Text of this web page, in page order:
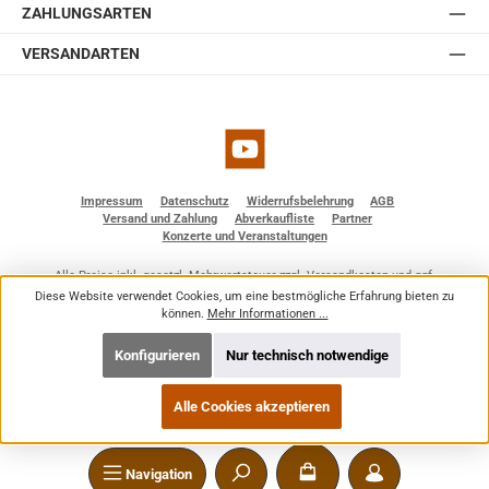
Navigation
ZAHLUNGSARTEN
VERSANDARTEN
YouTube
Impressum Datenschutz Widerrufsbelehrung
AGB
Versand und Zahlung
Abverkaufliste
Partner
Konzerte und Veranstaltungen
Alle Preise inkl. gesetzl. Mehrwertsteuer zzgl.Versandkostenund ggf.
Nachnahmegebühren, wenn nicht anders angegeben.
© 2026 BF - Dienstleistungen - Alle Rechte vorbehalten. Theme by
Diese Website verwendet Cookies, um eine bestmögliche Erfahrung bieten zu
können. Mehr Informationen ...
Nur technisch notwendige
Konfigurieren
Alle Cookies akzeptieren